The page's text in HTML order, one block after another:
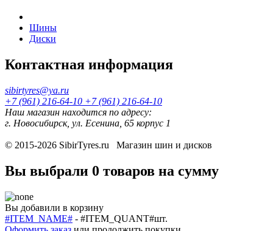
Шины
Диски
Контактная информация
sibirtyres@ya.ru
+7 (961) 216-64-10 +7 (961) 216-64-10
Наш магазин находится по адресу:
г. Новосибирск, ул. Есенина, 65 корпус 1
© 2015-2026 SibirTyres.ru Магазин шин и дисков
Вы выбрали 0 товаров на сумму
Вы добавили в корзину
#ITEM_NAME# - #ITEM_QUANT#шт.